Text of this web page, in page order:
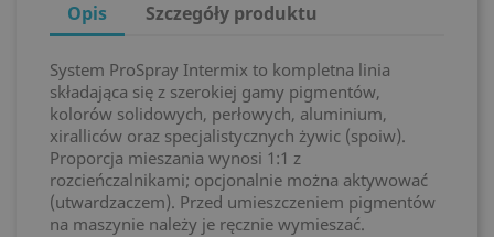
Opis Szczegóły produktu
System ProSpray Intermix to kompletna linia
składająca się z szerokiej gamy pigmentów,
kolorów solidowych, perłowych, aluminium,
xiralliców oraz specjalistycznych żywic (spoiw).
Proporcja mieszania wynosi 1:1 z
rozcieńczalnikami; opcjonalnie można aktywować
(utwardzaczem). Przed umieszczeniem pigmentów
na maszynie należy je ręcznie wymieszać.